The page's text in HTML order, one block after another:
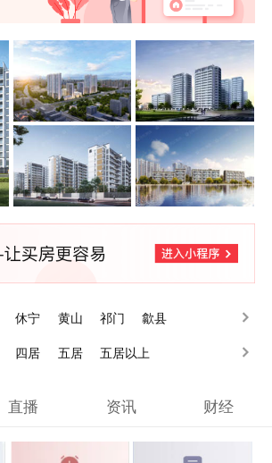
休宁 黄山 祁门 歙县
四居 五居 五居以上
直播 资讯 财经